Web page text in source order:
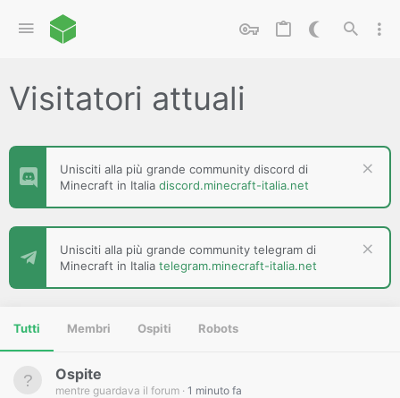
Visitatori attuali
Unisciti alla più grande community discord di
Minecraft in Italia discord.minecraft-italia.net
Unisciti alla più grande community telegram di
Minecraft in Italia telegram.minecraft-italia.net
Tutti Membri Ospiti Robots
Ospite
mentre guardava il forum 1 minuto fa